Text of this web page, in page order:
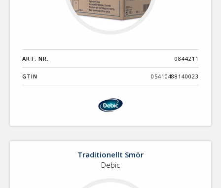
ART. NR. 0844211
GTIN 05410488140023
Traditionellt Smör
Debic